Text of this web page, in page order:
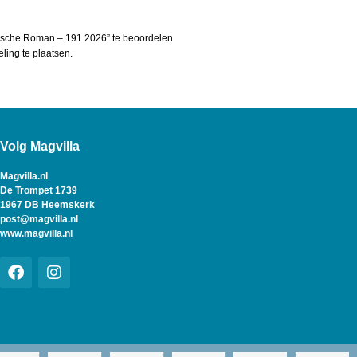
Roman – 191 2026” te beoordelen
te plaatsen.
Volg Magvilla
Magvilla.nl
De Trompet 1739
1967 DB Heemskerk
post@magvilla.nl
www.magvilla.nl